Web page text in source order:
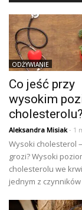
ODŻYWIANIE
Co jeść przy
wysokim
cholesterolu?
Aleksandra Misiak- 1
Wysoki cholesterol
grozi? Wysoki
cholesterolu we
jednym z